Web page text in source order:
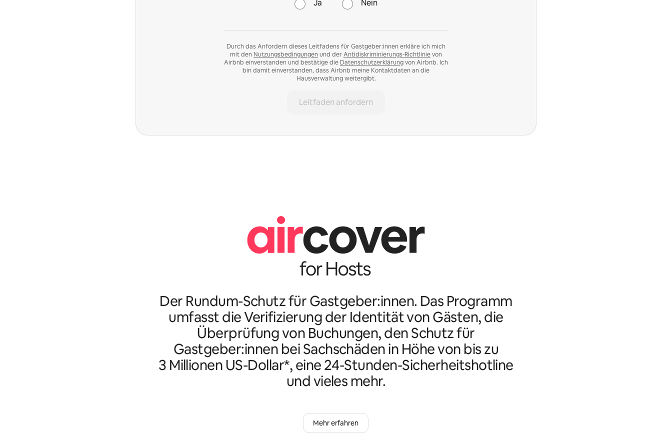
Ja Nein
Durch das Anfordern dieses Leitfadens für Gastgeber:innen erkläre ich mich
mit den Nutzungsbedingungen und der Antidiskriminierungs-Richtlinievon
Airbnb einverstanden und bestätige die Datenschutzerklärungvon Airbnb. Ich
bin damit einverstanden, dass Airbnb meine Kontaktdaten an die
Hausverwaltung weitergibt.
Leitfaden anfordern
Der Rundum-Schutz für Gastgeber:innen. Das Programm
umfasst die Verifizierung der Identität von Gästen, die
Überprüfung von Buchungen, den Schutz für
Gastgeber:innen bei Sachschäden in Höhe von bis zu
3 Millionen US-Dollar*, eine 24-Stunden-Sicherheitshotline
und vieles mehr.
Mehr erfahren